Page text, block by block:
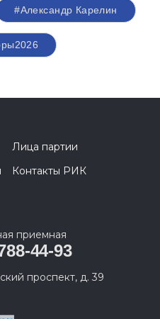
#Александр Карелин
Лица партии
Контакты РИК
приемная
44-93
проспект, д. 39